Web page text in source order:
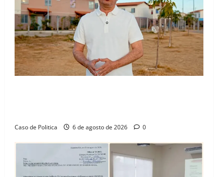
Caso de Politica 6 de agosto de 2026 0